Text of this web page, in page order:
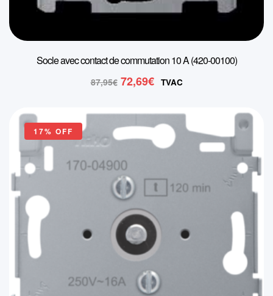
Socle avec contact de commutation 10 A (420-00100)
87,95€ Le
initial
était :
87,95€.
72,69€ Le
actuel
est :
72,69€.
TVAC
17% OFF